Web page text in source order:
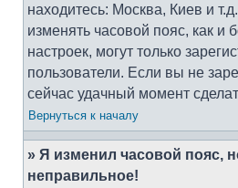
находитесь: Москва, Киев и
изменять часовой пояс, как и
настроек, могут только
пользователи. Если вы не
сейчас удачный момент
Вернуться к началу
» Я изменил часовой пояс,
неправильное!